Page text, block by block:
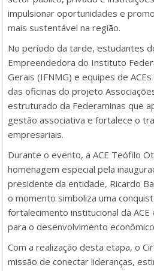
impulsionar oportunidades e
mais sustentável na região.
No período da tarde, estudantes
Empreendedora do Instituto
Gerais (IFNMG) e equipes de
das oficinas do projeto
estruturado da Federaminas que
gestão associativa e fortalece o
empresariais.
Durante o evento, a ACE Teófilo
homenagem especial pela
presidente da entidade, Ricardo
o momento simboliza uma
fortalecimento institucional da
para o desenvolvimento
Com a realização desta etapa, o
missão de conectar lideranças,